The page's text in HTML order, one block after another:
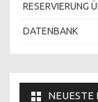
RESERVIERUNG
DATENBANK
NEUESTE